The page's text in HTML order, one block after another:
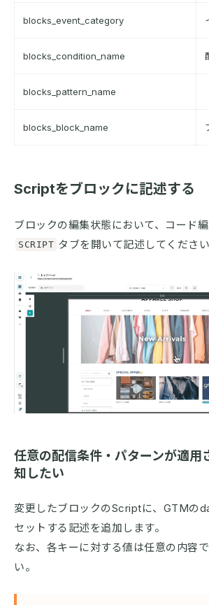
blocks_event_category
blocks_condition_name
blocks_pattern_name
blocks_block_name
Scriptをブロックに記述する
ブロックの編集状態において、コード編
SCRIPT タブを開いて記述してください
任意の配信条件・パターンが適用
知したい
変更したブロックのScriptに、GTMの
セットする記述を追加します。
なお、各キーに対する値は任意の内容
い。